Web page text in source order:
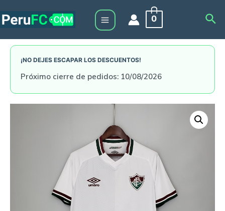
to
Main
Menu
0
¡NO DEJES ESCAPAR LOS DESCUENTOS!
Próximo cierre de pedidos: 10/08/2026